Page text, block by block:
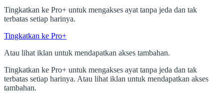
Tingkatkan ke Pro+ untuk mengakses ayat tanpa jeda dan tak
terbatas setiap harinya.
Tingkatkan ke Pro+
Atau lihat iklan untuk mendapatkan akses tambahan.
Tingkatkan ke Pro+ untuk mengakses ayat tanpa jeda dan tak
terbatas setiap harinya. Atau lihat iklan untuk mendapatkan akses
tambahan.